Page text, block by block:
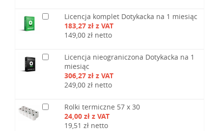
Licencja komplet Dotykacka na 1 miesiąc
183,27 zł z VAT
149,00 zł netto
Licencja nieograniczona Dotykacka na 1
miesiąc
306,27 zł z VAT
249,00 zł netto
Rolki termiczne 57 x 30
24,00 zł z VAT
19,51 zł netto